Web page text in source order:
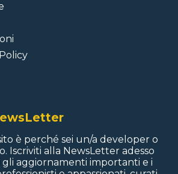
è perché sei un/a developer o
Iscriviti alla NewsLetter adesso
aggiornamenti importanti e i